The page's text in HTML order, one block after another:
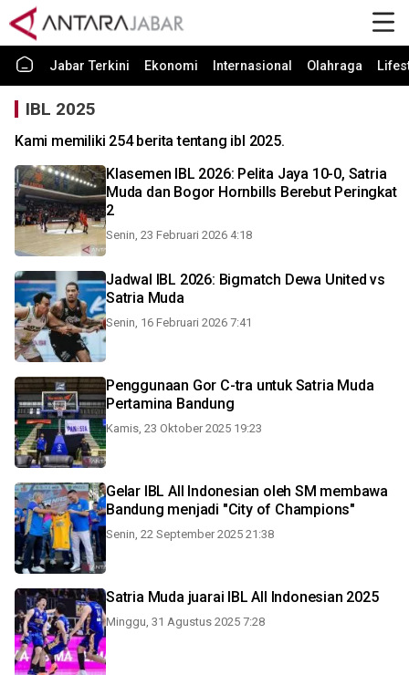
Jabar Terkini Ekonomi Internasional Olahraga
IBL 2025
Kami memiliki 254 berita tentang ibl 2025.
Klasemen IBL 2026: Pelita Jaya 10-0, Satria
Muda dan Bogor Hornbills Berebut Peringkat
2
Senin, 23 Februari 2026 4:18
Jadwal IBL 2026: Bigmatch Dewa United vs
Satria Muda
Senin, 16 Februari 2026 7:41
Penggunaan Gor C-tra untuk Satria Muda
Pertamina Bandung
Kamis, 23 Oktober 2025 19:23
Gelar IBL All Indonesian oleh SM membawa
Bandung menjadi "City of Champions"
Senin, 22 September 2025 21:38
Satria Muda juarai IBL All Indonesian 2025
Minggu, 31 Agustus 2025 7:28